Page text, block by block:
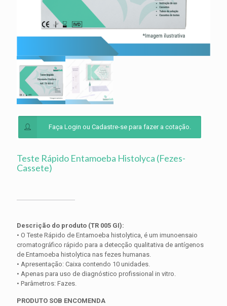
Faça Login ou Cadastre-se para fazer a cotação.
Teste Rápido Entamoeba Histolyca (Fezes-
Cassete)
Descrição do produto (TR 005 GI):
• O Teste Rápido de Entamoeba histolytica, é um imunoensaio
cromatográfico rápido para a detecção qualitativa de antígenos
de Entamoeba histolytica nas fezes humanas.
• Apresentação: Caixa contendo 10 unidades.
• Apenas para uso de diagnóstico profissional in vitro.
• Parâmetros: Fazes.
PRODUTO SOB ENCOMENDA